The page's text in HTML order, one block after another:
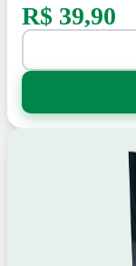
R$ 39,90